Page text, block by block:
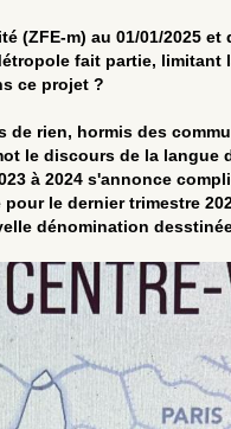
(ZFE-m) au 01/01/2025
fait partie,
ce projet ?
rien, hormis des
le discours de la langue
à 2024 s'annonce
le dernier trimestre
dénomination